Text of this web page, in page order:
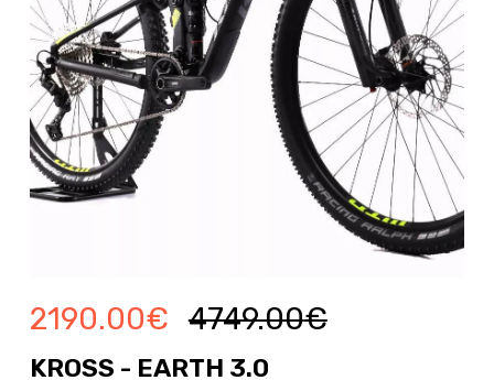
2190.00€ 4749.00€
KROSS - EARTH 3.0